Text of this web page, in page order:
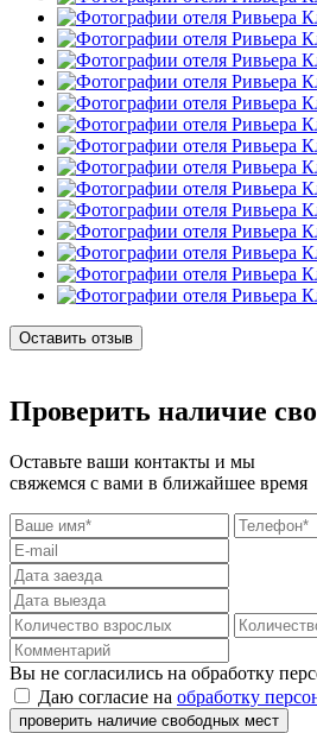
Оставить отзыв
Проверить наличие
Оставьте ваши контакты и мы
свяжемся с вами в ближайшее время
Вы не согласились на обработку
Даю согласие на обработку
проверить наличие свободных мест